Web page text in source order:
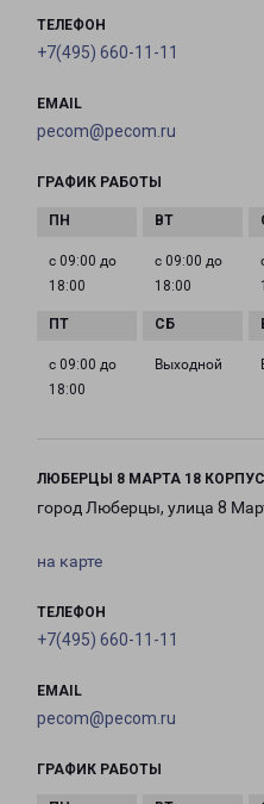
ТЕЛЕФОН
+7(495) 660-11-11
EMAIL
pecom@pecom.ru
ГРАФИК РАБОТЫ
с 09:00 до
18:00
с 09:00 до
18:00
с 09:00 до
18:00
Выходной
ЛЮБЕРЦЫ 8 МАРТА 18 КОРПУС
город Люберцы, улица 8
на карте
ТЕЛЕФОН
+7(495) 660-11-11
EMAIL
pecom@pecom.ru
ГРАФИК РАБОТЫ